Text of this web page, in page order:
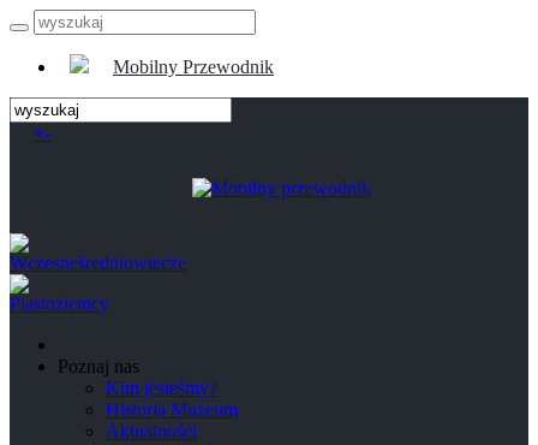
Mobilny Przewodnik
+-
Poznaj nas
Kim jesteśmy?
Historia Muzeum
Aktualności